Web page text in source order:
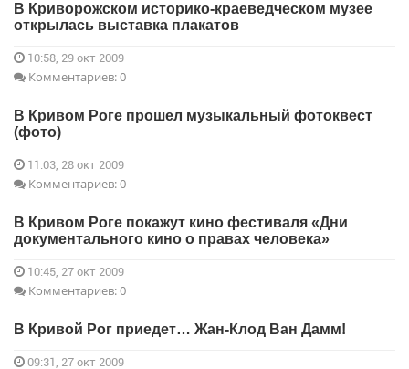
В Криворожском историко-краеведческом музее
открылась выставка плакатов
10:58, 29 окт 2009
Комментариев: 0
В Кривом Роге прошел музыкальный фотоквест
(фото)
11:03, 28 окт 2009
Комментариев: 0
В Кривом Роге покажут кино фестиваля «Дни
документального кино о правах человека»
10:45, 27 окт 2009
Комментариев: 0
В Кривой Рог приедет… Жан-Клод Ван Дамм!
09:31, 27 окт 2009